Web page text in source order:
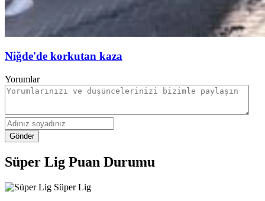
Niğde'de korkutan kaza
Yorumlar
Gönder
Süper Lig Puan Durumu
Süper Lig